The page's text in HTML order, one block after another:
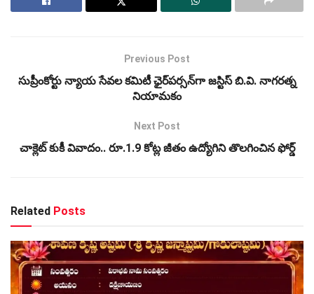
Previous Post
సుప్రీంకోర్టు న్యాయ సేవల కమిటీ ఛైర్‌పర్సన్‌గా జస్టిస్ బి.వి. నాగరత్న
నియామకం
Next Post
చాక్లెట్ కుకీ వివాదం.. రూ.1.9 కోట్ల జీతం ఉద్యోగిని తొలగించిన ఫోర్డ్
Related Posts